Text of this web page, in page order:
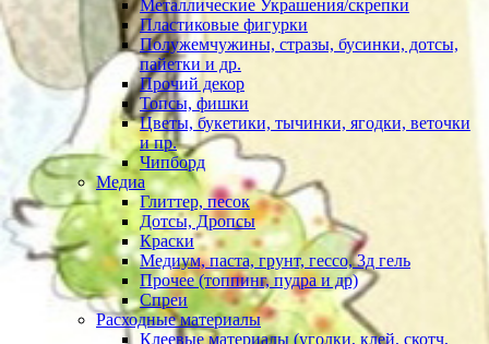
Металлические Украшения/скрепки
Пластиковые фигурки
Полужемчужины, стразы, бусинки, дотсы,
пайетки и др.
Прочий декор
Топсы, фишки
Цветы, букетики, тычинки, ягодки, веточки
и пр.
Чипборд
Медиа
Глиттер, песок
Дотсы, Дропсы
Краски
Медиум, паста, грунт, гессо, 3д гель
Прочее (топпинг, пудра и др)
Спреи
Расходные материалы
Клеевые материалы (уголки, клей, скотч,